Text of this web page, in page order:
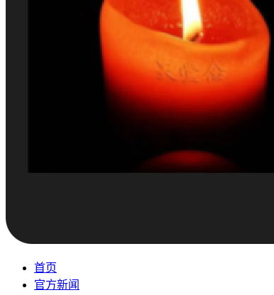
首页
官方新闻